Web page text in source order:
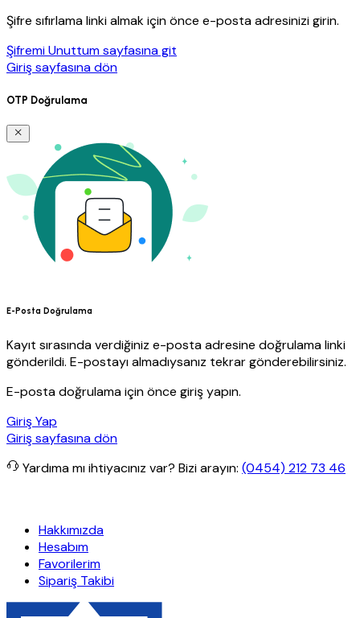
Şifre sıfırlama linki almak için önce e-posta adresinizi girin.
Şifremi Unuttum sayfasına git
Giriş sayfasına dön
OTP Doğrulama
E-Posta Doğrulama
Kayıt sırasında verdiğiniz e-posta adresine doğrulama linki
gönderildi. E-postayı almadıysanız tekrar gönderebilirsiniz.
E-posta doğrulama için önce giriş yapın.
Giriş Yap
Giriş sayfasına dön
Yardıma mı ihtiyacınız var? Bizi arayın: (0454) 212 73 46
Hakkımızda
Hesabım
Favorilerim
Sipariş Takibi